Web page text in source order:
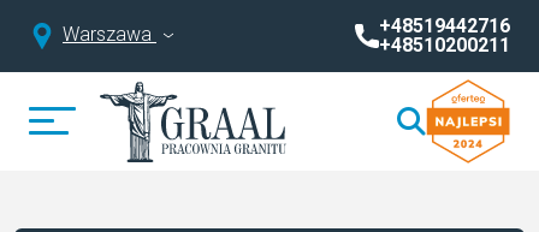
Warszawa
+48519442716
+48510200211